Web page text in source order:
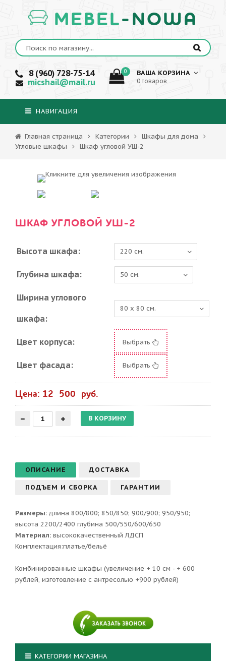
MEBEL-NOWA
8 (960) 728-75-14
micshail@mail.ru
0 ВАША КОРЗИНА
0 товаров
НАВИГАЦИЯ
Главная страница Категории
Шкафы для дома
Угловые шкафы
Шкаф угловой УШ-2
ШКАФ УГЛОВОЙ УШ-2
Высота шкафа:
Глубина шкафа:
Ширина углового
шкафа:
Цвет корпуса: Выбрать
Цвет фасада: Выбрать
Цена: 12 500 руб.
ОПИСАНИЕ ДОСТАВКА
ПОДЪЕМ И СБОРКА ГАРАНТИИ
Размеры: длина 800/800; 850/850; 900/900; 950/950;
высота 2200/2400 глубина 500/550/600/650
Материал: высококачественный ЛДСП
Комплектация:платье/бельё
Комбинированные шкафы (увеличение + 10 см - + 600
рублей, изготовление с антресолью +900 рублей)
КАТЕГОРИИ МАГАЗИНА